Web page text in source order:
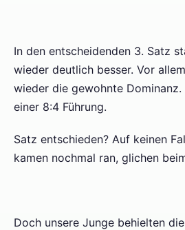
In den entscheidenden 3. Satz
wieder deutlich besser. Vor
wieder die gewohnte
einer 8:4 Führung.
Satz entschieden? Auf keinen
kamen nochmal ran, glichen
Doch unsere Junge behielten